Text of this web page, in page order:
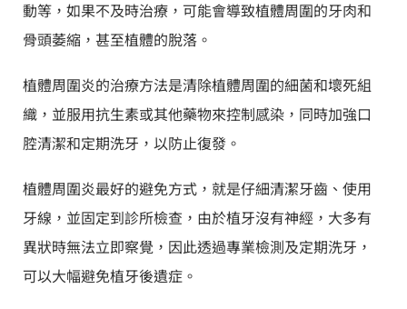
動等，如果不及時治療，可能會導致植體周圍的牙肉和
骨頭萎縮，甚至植體的脫落。
植體周圍炎的治療方法是清除植體周圍的細菌和壞死組
織，並服用抗生素或其他藥物來控制感染，同時加強口
腔清潔和定期洗牙，以防止復發。
植體周圍炎最好的避免方式，就是仔細清潔牙齒、使用
牙線，並固定到診所檢查，由於植牙沒有神經，大多有
異狀時無法立即察覺，因此透過專業檢測及定期洗牙，
可以大幅避免植牙後遺症。